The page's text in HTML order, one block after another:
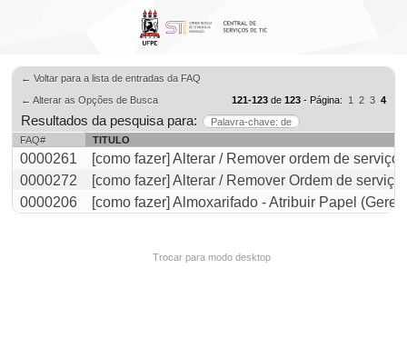
← Voltar para a lista de entradas da FAQ
← Alterar as Opções de Busca
121-123 de 123 - Página: 1 2 3 4
Resultados da pesquisa para:
Palavra-chave: de
FAQ#
TITULO
0000261
[como fazer] Alterar / Remover ordem de serviço
0000272
[como fazer] Alterar / Remover Ordem de serviço
0000206
[como fazer] Almoxarifado - Atribuir Papel
Trocar para modo desktop